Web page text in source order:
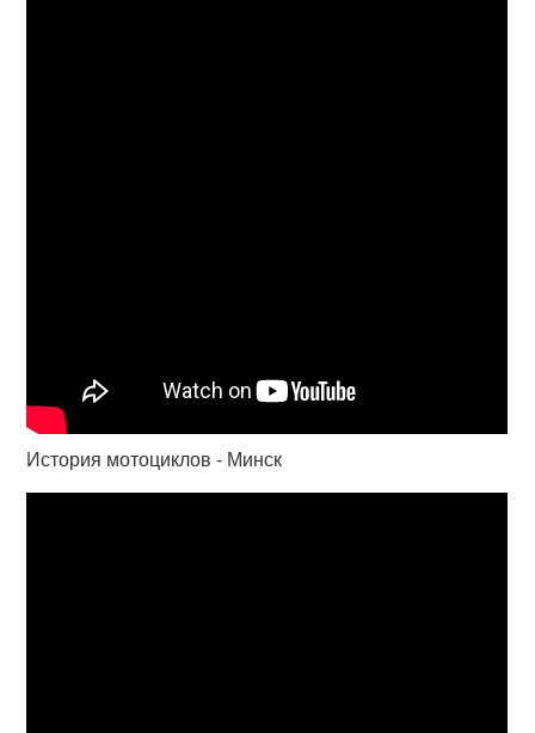
История мотоциклов - Минск